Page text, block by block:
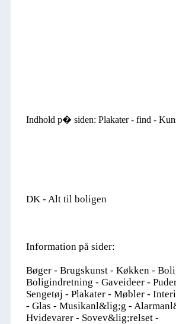
Indhold p� siden: Plakater - find -
DK - Alt til boligen
Information på sider:
Bøger - Brugskunst - Køkken -
Boligindretning - Gaveideer -
Sengetøj - Plakater - Møbler -
- Glas - Musikanl&lig;g -
Hvidevarer - Sovev&lig;relset -